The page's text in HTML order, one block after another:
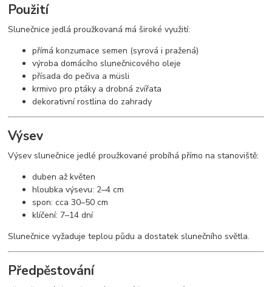
Použití
Slunečnice jedlá proužkovaná má široké využití:
přímá konzumace semen (syrová i pražená)
výroba domácího slunečnicového oleje
přísada do pečiva a müsli
krmivo pro ptáky a drobná zvířata
dekorativní rostlina do zahrady
Výsev
Výsev slunečnice jedlé proužkované probíhá přímo na stanoviště:
duben až květen
hloubka výsevu: 2–4 cm
spon: cca 30–50 cm
klíčení: 7–14 dní
Slunečnice vyžaduje teplou půdu a dostatek slunečního světla.
Předpěstování